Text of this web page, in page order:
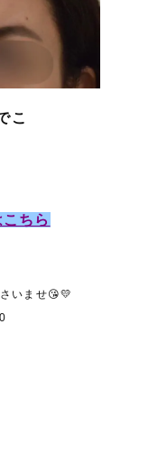
こ
ちら
いませ😘💛